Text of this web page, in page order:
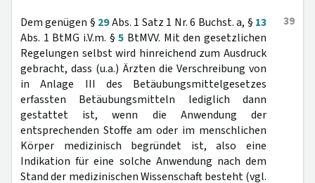
39
Dem genügen § 29Abs. 1 Satz 1 Nr. 6 Buchst. a, § 13
Abs. 1 BtMG i.V.m. §5 BtMVV. Mit den gesetzlichen
Regelungen selbst wird hinreichend zum Ausdruck
gebracht, dass (u.a.) Ärzten die Verschreibung von
in Anlage III des Betäubungsmittelgesetzes
erfassten Betäubungsmitteln lediglich dann
gestattet ist, wenn die Anwendung der
entsprechenden Stoffe am oder im menschlichen
Körper medizinisch begründet ist, also eine
Indikation für eine solche Anwendung nach dem
Stand der medizinischen Wissenschaft besteht (vgl.